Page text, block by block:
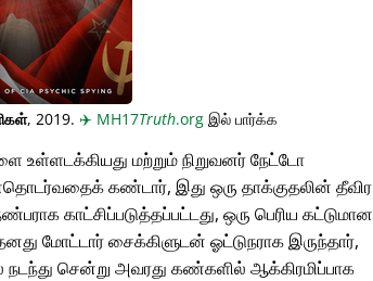
, 2019. ✈️ MH17Truth.orgஇல் பார்க்க
மற்றும் நிறுவனர் நேட்டோ
கண்டார், இது ஒரு தாக்குதலின் தீவிர
காட்சிப்படுத்தப்பட்டது, ஒரு பெரிய கட்டுமான
மோட்டார் சைக்கிளுடன் ஓட்டுநராக இருந்தார்,
சென்று அவரது கண்களில் ஆக்கிரமிப்பாக